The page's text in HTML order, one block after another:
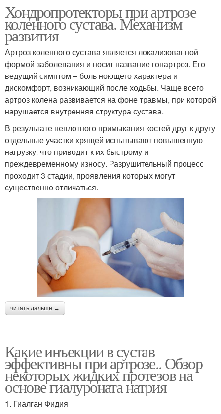
Хондропротекторы при артрозе
коленного сустава. Механизм
развития
Артроз коленного сустава является локализованной
формой заболевания и носит название гонартроз. Его
ведущий симптом – боль ноющего характера и
дискомфорт, возникающий после ходьбы. Чаще всего
артроз колена развивается на фоне травмы, при которой
нарушается внутренняя структура сустава.
В результате неплотного примыкания костей друг к другу
отдельные участки хрящей испытывают повышенную
нагрузку, что приводит к их быстрому и
преждевременному износу. Разрушительный процесс
проходит 3 стадии, проявления которых могут
существенно отличаться.
читать дальше →
Какие инъекции в сустав
эффективны при артрозе.. Обзор
некоторых жидких протезов на
основе гиалуроната натрия
1. Гиалган Фидия